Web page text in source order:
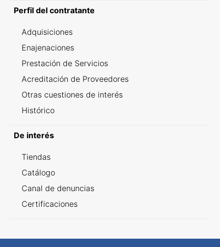
Perfil del contratante
Adquisiciones
Enajenaciones
Prestación de Servicios
Acreditación de Proveedores
Otras cuestiones de interés
Histórico
De interés
Tiendas
Catálogo
Canal de denuncias
Certificaciones